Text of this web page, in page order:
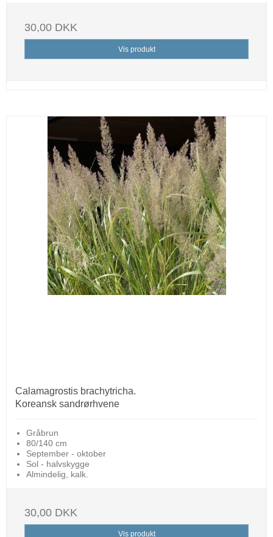
30,00 DKK
Vis produkt
Calamagrostis brachytricha.
Koreansk sandrørhvene
Gråbrun
80/140 cm
September - oktober
Sol - halvskygge
Almindelig, kalk.
30,00 DKK
Vis produkt